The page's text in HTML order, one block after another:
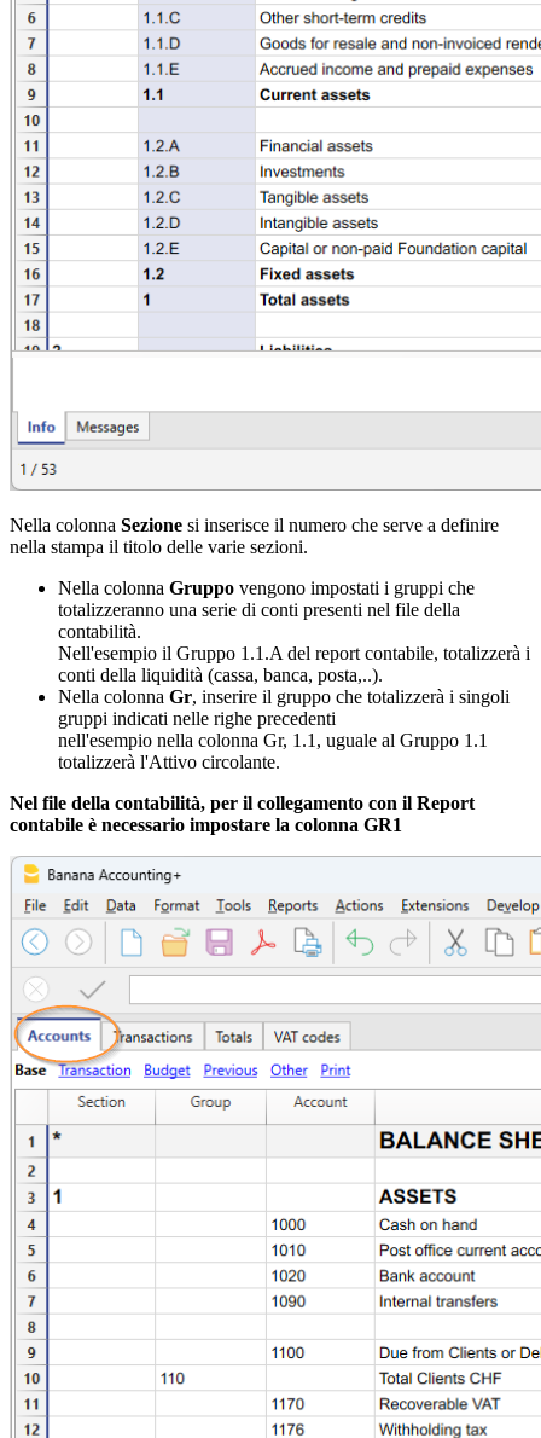
Nella colonna Sezione si inserisce il numero che serve a definire
nella stampa il titolo delle varie sezioni.
Nella colonna Gruppo vengono impostati i gruppi che
totalizzeranno una serie di conti presenti nel file della
contabilità.
Nell'esempio il Gruppo 1.1.A del report contabile, totalizzerà i
conti della liquidità (cassa, banca, posta,..).
Nella colonna Gr, inserire il gruppo che totalizzerà i singoli
gruppi indicati nelle righe precedenti
nell'esempio nella colonna Gr, 1.1, uguale al Gruppo 1.1
totalizzerà l'Attivo circolante.
Nel file della contabilità, per il collegamento con il Report
contabile è necessario impostare la colonna GR1